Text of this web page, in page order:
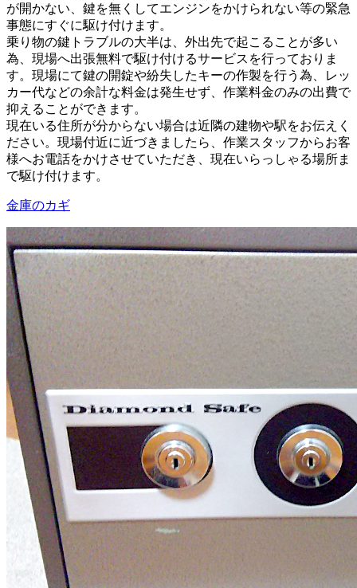
が開かない、鍵を無くしてエンジンをかけられない等の緊急
事態にすぐに駆け付けます。
乗り物の鍵トラブルの大半は、外出先で起こることが多い
為、現場へ出張無料で駆け付けるサービスを行っておりま
す。現場にて鍵の開錠や紛失したキーの作製を行う為、レッ
カー代などの余計な料金は発生せず、作業料金のみの出費で
抑えることができます。
現在いる住所が分からない場合は近隣の建物や駅をお伝えく
ださい。現場付近に近づきましたら、作業スタッフからお客
様へお電話をかけさせていただき、現在いらっしゃる場所ま
で駆け付けます。
金庫のカギ